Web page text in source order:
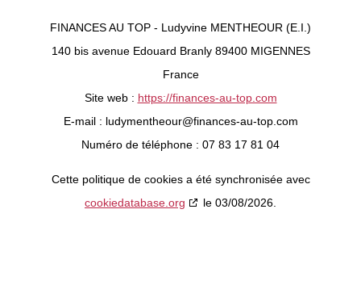
FINANCES AU TOP - Ludyvine MENTHEOUR (E.I.)
140 bis avenue Edouard Branly 89400 MIGENNES
France
Site web : https://finances-au-top.com
E-mail : ludymentheour@finances-au-top.com
Numéro de téléphone : 07 83 17 81 04
Cette politique de cookies a été synchronisée avec
cookiedatabase.org
le 03/08/2026.